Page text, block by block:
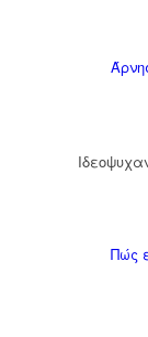
Πώς